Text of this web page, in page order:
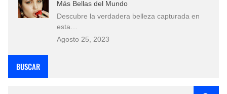
Más Bellas del Mundo
Descubre la verdadera belleza capturada en
esta…
Agosto 25, 2023
BUSCAR